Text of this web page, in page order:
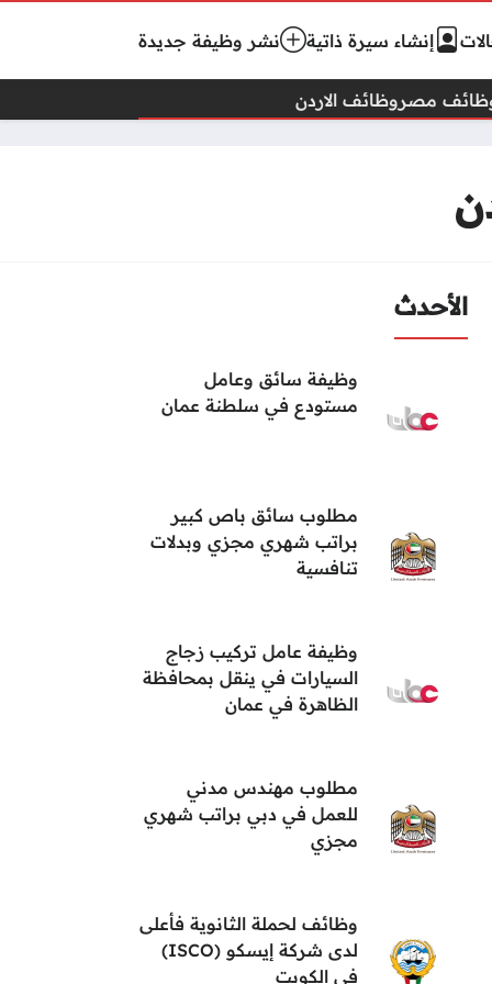
إنشاء سيرة ذاتية نشر وظيفة جديدة
مصروظائف الاردن
الأحدث
وظيفة سائق وعامل
مستودع في سلطنة عمان
مطلوب سائق باص كبير
براتب شهري مجزي وبدلات
تنافسية
وظيفة عامل تركيب زجاج
السيارات في ينقل بمحافظة
الظاهرة في عمان
مطلوب مهندس مدني
للعمل في دبي براتب شهري
مجزي
وظائف لحملة الثانوية فأعلى
لدى شركة إيسكو (ISCO)
في الكويت